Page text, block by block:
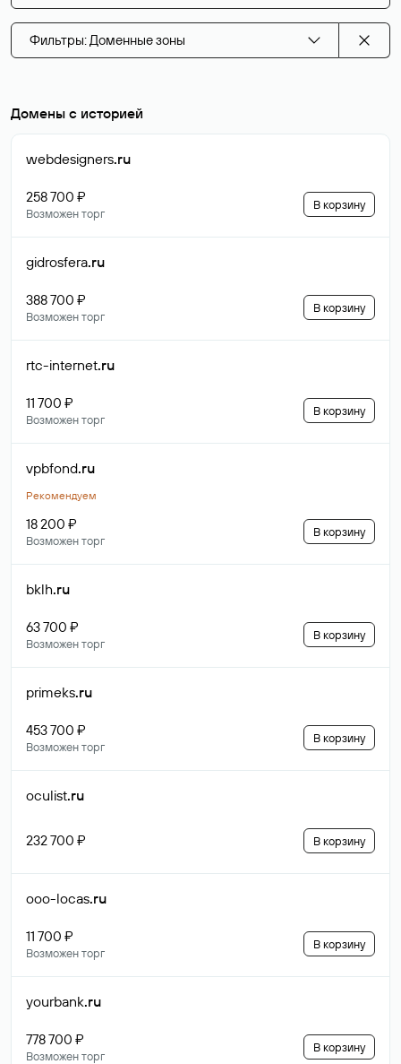
Фильтры: Доменные зоны
Домены с историей
webdesigners.ru
258 700 ₽
Возможен торг
В корзину
gidrosfera.ru
388 700 ₽
Возможен торг
В корзину
rtc-internet.ru
11 700 ₽
Возможен торг
В корзину
vpbfond.ru
Рекомендуем
18 200 ₽
Возможен торг
В корзину
bklh.ru
63 700 ₽
Возможен торг
В корзину
primeks.ru
453 700 ₽
Возможен торг
В корзину
oculist.ru
232 700 ₽ В корзину
ooo-locas.ru
11 700 ₽
Возможен торг
В корзину
yourbank.ru
778 700 ₽
Возможен торг
В корзину